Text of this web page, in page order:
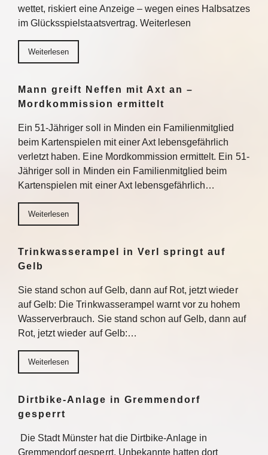
wettet, riskiert eine Anzeige – wegen eines Halbsatzes
im Glücksspielstaatsvertrag. Weiterlesen
Weiterlesen
Mann greift Neffen mit Axt an –
Mordkommission ermittelt
Ein 51-Jähriger soll in Minden ein Familienmitglied
beim Kartenspielen mit einer Axt lebensgefährlich
verletzt haben. Eine Mordkommission ermittelt. Ein 51-
Jähriger soll in Minden ein Familienmitglied beim
Kartenspielen mit einer Axt lebensgefährlich…
Weiterlesen
Trinkwasserampel in Verl springt auf
Gelb
Sie stand schon auf Gelb, dann auf Rot, jetzt wieder
auf Gelb: Die Trinkwasserampel warnt vor zu hohem
Wasserverbrauch. Sie stand schon auf Gelb, dann auf
Rot, jetzt wieder auf Gelb:…
Weiterlesen
Dirtbike-Anlage in Gremmendorf
gesperrt
Die Stadt Münster hat die Dirtbike-Anlage in
Gremmendorf gesperrt. Unbekannte hatten dort